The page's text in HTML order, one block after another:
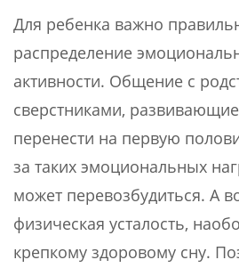
Для ребенка важно
распределение
активности. Общение с
сверстниками,
перенести на первую
за таких эмоциональных
может перевозбудиться. А
физическая усталость,
крепкому здоровому сну.